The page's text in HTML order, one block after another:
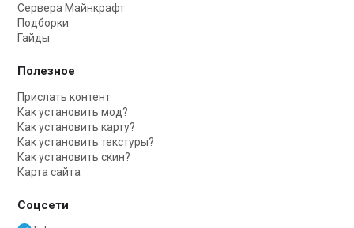
Сервера Майнкрафт
Подборки
Гайды
Полезное
Прислать контент
Как установить мод?
Как установить карту?
Как установить текстуры?
Как установить скин?
Карта сайта
Соцсети